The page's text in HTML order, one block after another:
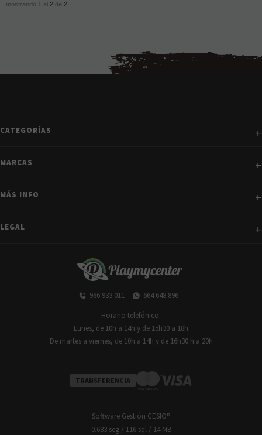
mostrando 1 al 2 de 2
CATEGORÍAS
MARCAS
MÁS INFO
LEGAL
966 933 011 664 648 896
Horario telefónico:
Lunes, de 10h a 14h y de 15h30 a 18h
De martes a viernes, de 10h a 14h y de 16h30 h a 20h
TRANSFERENCIA
Software Gestión GESIO®
0.683 seg / 116 sql/ 14 MB